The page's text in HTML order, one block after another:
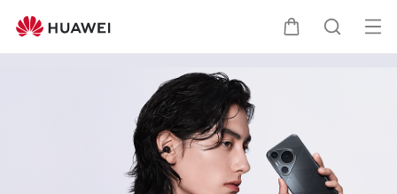
para
dispositivos
Carrito